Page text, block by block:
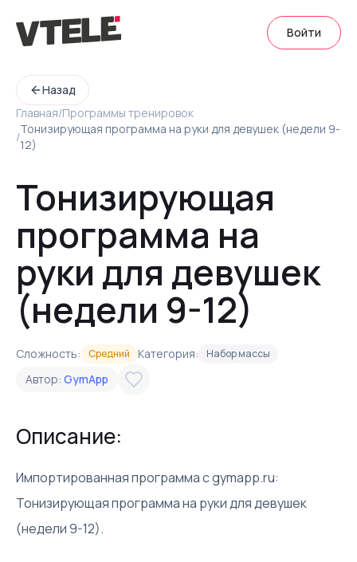
Войти
Назад
Главная/Программы тренировок
/
Тонизирующая программа на руки для девушек (недели 9-
12)
Тонизирующая
программа на
руки для девушек
(недели 9-12)
Сложность: Средний Категория: Набор массы
Автор: GymApp
Описание:
Импортированная программа с gymapp.ru:
Тонизирующая программа на руки для девушек
(недели 9-12).